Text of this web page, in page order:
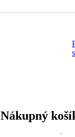
Nákupný